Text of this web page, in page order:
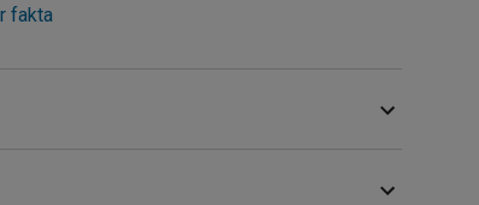
fakta
m.m. Både bordet och bänkarna har stativ av